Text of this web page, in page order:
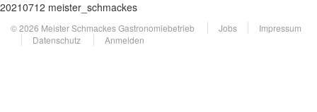
20210712 meister_schmackes
© 2026 Meister Schmackes Gastronomiebetrieb Jobs
Impressum
Datenschutz
Anmelden